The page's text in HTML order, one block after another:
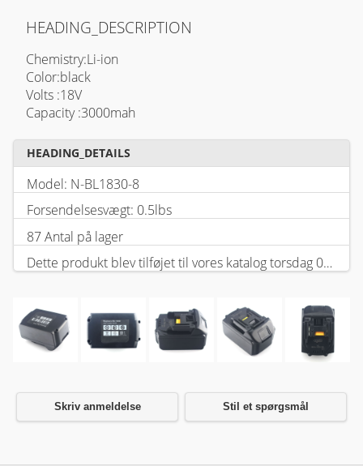
HEADING_DESCRIPTION
Chemistry:Li-ion
Color:black
Volts :18V
Capacity :3000mah
HEADING_DETAILS
Model: N-BL1830-8
Forsendelsesvægt: 0.5lbs
87 Antal på lager
Dette produkt blev tilføjet til vores katalog torsdag 05 februar, 2026.
Skriv anmeldelse Stil et spørgsmål